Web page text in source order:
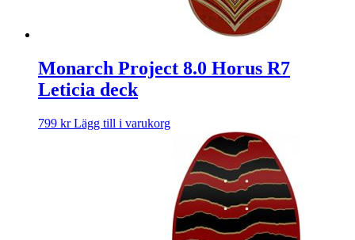
Monarch Project 8.0 Horus R7
Leticia deck
799 kr Lägg till i varukorg